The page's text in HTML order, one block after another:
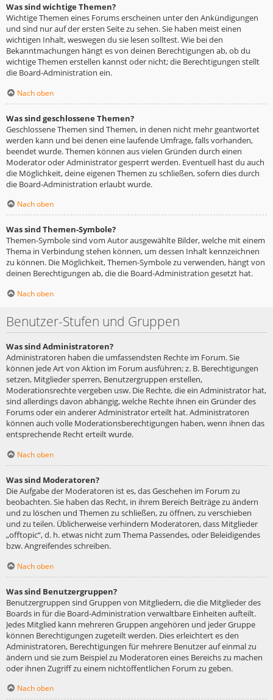
Was sind wichtige Themen?
Wichtige Themen eines Forums erscheinen unter den Ankündigungen
und sind nur auf der ersten Seite zu sehen. Sie haben meist einen
wichtigen Inhalt, weswegen du sie lesen solltest. Wie bei den
Bekanntmachungen hängt es von deinen Berechtigungen ab, ob du
wichtige Themen erstellen kannst oder nicht; die Berechtigungen stellt
die Board-Administration ein.
Nach oben
Was sind geschlossene Themen?
Geschlossene Themen sind Themen, in denen nicht mehr geantwortet
werden kann und bei denen eine laufende Umfrage, falls vorhanden,
beendet wurde. Themen können aus vielen Gründen durch einen
Moderator oder Administrator gesperrt werden. Eventuell hast du auch
die Möglichkeit, deine eigenen Themen zu schließen, sofern dies durch
die Board-Administration erlaubt wurde.
Nach oben
Was sind Themen-Symbole?
Themen-Symbole sind vom Autor ausgewählte Bilder, welche mit einem
Thema in Verbindung stehen können, um dessen Inhalt kennzeichnen
zu können. Die Möglichkeit, Themen-Symbole zu verwenden, hängt von
deinen Berechtigungen ab, die die Board-Administration gesetzt hat.
Nach oben
Benutzer-Stufen und Gruppen
Was sind Administratoren?
Administratoren haben die umfassendsten Rechte im Forum. Sie
können jede Art von Aktion im Forum ausführen; z. B. Berechtigungen
setzen, Mitglieder sperren, Benutzergruppen erstellen,
Moderationsrechte vergeben usw. Die Rechte, die ein Administrator hat,
sind allerdings davon abhängig, welche Rechte ihnen ein Gründer des
Forums oder ein anderer Administrator erteilt hat. Administratoren
können auch volle Moderationsberechtigungen haben, wenn ihnen das
entsprechende Recht erteilt wurde.
Nach oben
Was sind Moderatoren?
Die Aufgabe der Moderatoren ist es, das Geschehen im Forum zu
beobachten. Sie haben das Recht, in ihrem Bereich Beiträge zu ändern
und zu löschen und Themen zu schließen, zu öffnen, zu verschieben
und zu teilen. Üblicherweise verhindern Moderatoren, dass Mitglieder
„offtopic“, d. h. etwas nicht zum Thema Passendes, oder Beleidigendes
bzw. Angreifendes schreiben.
Nach oben
Was sind Benutzergruppen?
Benutzergruppen sind Gruppen von Mitgliedern, die die Mitglieder des
Boards in für die Board-Administration verwaltbare Einheiten aufteilt.
Jedes Mitglied kann mehreren Gruppen angehören und jeder Gruppe
können Berechtigungen zugeteilt werden. Dies erleichtert es den
Administratoren, Berechtigungen für mehrere Benutzer auf einmal zu
ändern und sie zum Beispiel zu Moderatoren eines Bereichs zu machen
oder ihnen Zugriff zu einem nichtöffentlichen Forum zu geben.
Nach oben